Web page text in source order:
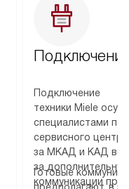
Подключение
техники Miele
специалистами
сервисного
за МКАД и КАД
за
коммуникации
Готовые
предполагают, в